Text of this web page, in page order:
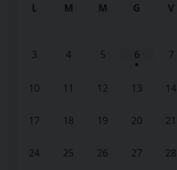
L M M G V
3 4 5 6
•
7
10 11 12 13 14
17 18 19 20 21
24 25 26 27 28